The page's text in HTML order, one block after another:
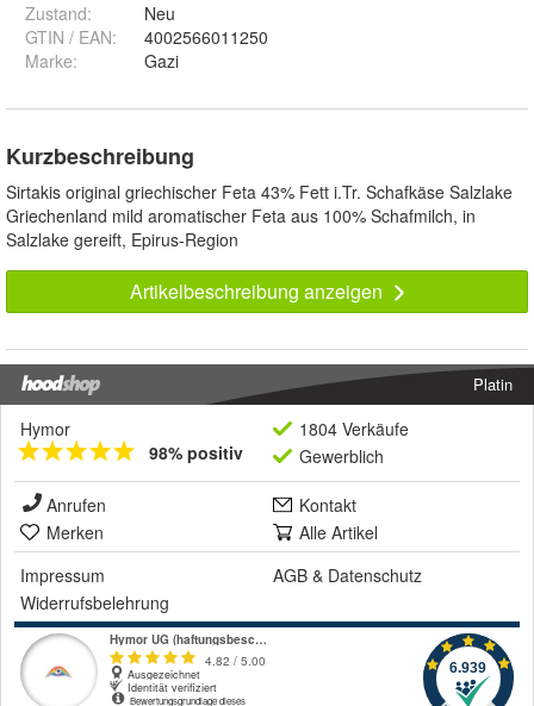
Zustand:
Neu
GTIN / EAN:
4002566011250
Marke:
Gazi
Kurzbeschreibung
Sirtakis original griechischer Feta 43% Fett i.Tr. Schafkäse Salzlake
Griechenland mild aromatischer Feta aus 100% Schafmilch, in
Salzlake gereift, Epirus-Region
Artikelbeschreibung anzeigen
Platin
Hymor
98% positiv
1804 Verkäufe
Gewerblich
Anrufen
Kontakt
Merken
Alle Artikel
Impressum
AGB & Datenschutz
Widerrufsbelehrung